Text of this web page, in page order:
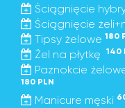
Ściągnięcie
Ściągnięcie
Tipsy żelowe 180
Żel na płytkę 140
Paznokcie
180 PLN
Manicure męski